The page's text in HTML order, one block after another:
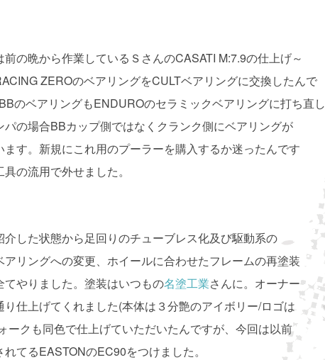
前の晩から作業しているＳさんのCASATI M:7.9の仕上げ～
ZEROのベアリングをCULTベアリングに交換したんで
のベアリングもENDUROのセラミックベアリングに打ち直し
パの場合BBカップ側ではなくクランク側にベアリングが
ます。新規にこれ用のプーラーを購入するか迷ったんです
の流用で外せました。
介した状態から足回りのチューブレス化及び駆動系の
アリングへの変更、ホイールに合わせたフレームの再塗装
てやりました。塗装はいつもの名塗工業さんに。オーナー
り仕上げてくれました(本体は３分艶のアイボリー/ロゴは
ークも同色で仕上げていただいたんですが、今回は以前
てるEASTONのEC90をつけました。